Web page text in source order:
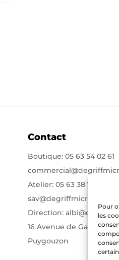
Pour
les
Contact
Boutique:05 63 54 02 61
Atelier:05 63 38 71 75
sav@degriffmicro.com
Direction:
16 Avenue de Garban
Puygouzon